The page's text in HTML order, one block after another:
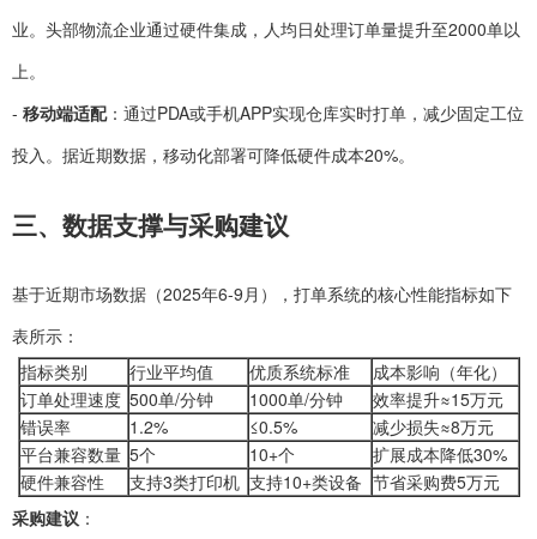
业。头部物流企业通过硬件集成，人均日处理订单量提升至2000单以
上。
- 移动端适配：通过PDA或手机APP实现仓库实时打单，减少固定工位
投入。据近期数据，移动化部署可降低硬件成本20%。
三、数据支撑与采购建议
基于近期市场数据（2025年6-9月），打单系统的核心性能指标如下
表所示：
指标类别
行业平均值 优质系统标准
成本影响（年化）
订单处理速度 500单/分钟 1000单/分钟
效率提升≈15万元
错误率
1.2% ≤0.5%
减少损失≈8万元
平台兼容数量 5个 10+个
扩展成本降低30%
硬件兼容性
支持3类打印机 支持10+类设备 节省采购费5万元
采购建议 ：